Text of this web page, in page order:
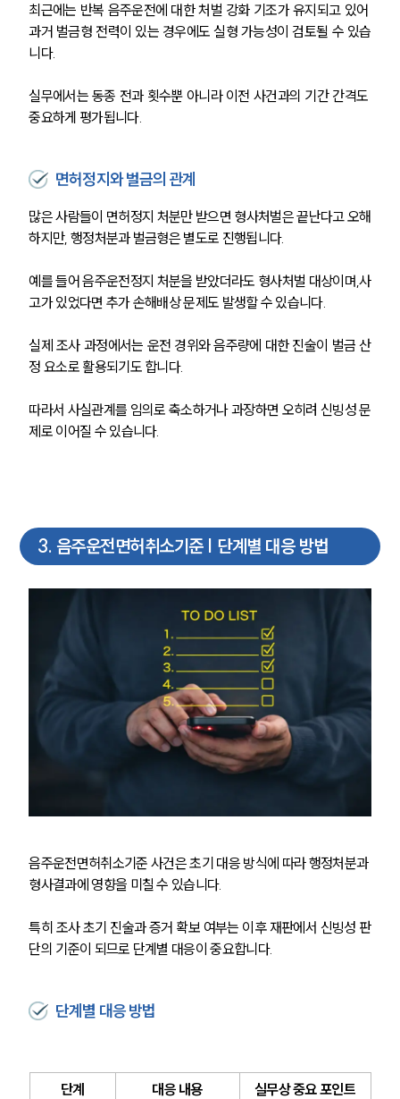
최근에는 반복 음주운전에 대한 처벌 강화 기조가 유지되고 있어
과거 벌금형 전력이 있는 경우에도 실형 가능성이 검토될 수 있습
니다.
실무에서는 동종 전과 횟수뿐 아니라 이전 사건과의 기간 간격도
중요하게 평가됩니다.
면허정지와 벌금의 관계
많은 사람들이 면허정지 처분만 받으면 형사처벌은 끝난다고 오해
하지만, 행정처분과 벌금형은 별도로 진행됩니다.
예를 들어 음주운전정지 처분을 받았더라도 형사처벌 대상이며,사
고가 있었다면 추가 손해배상 문제도 발생할 수 있습니다.
실제 조사 과정에서는 운전 경위와 음주량에 대한 진술이 벌금 산
정 요소로 활용되기도 합니다.
따라서 사실관계를 임의로 축소하거나 과장하면 오히려 신빙성 문
제로 이어질 수 있습니다.
3. 음주운전면허취소기준 | 단계별 대응 방법
음주운전면허취소기준 사건은 초기 대응 방식에 따라 행정처분과
형사결과에 영향을 미칠 수 있습니다.
특히 조사 초기 진술과 증거 확보 여부는 이후 재판에서 신빙성 판
단의 기준이 되므로 단계별 대응이 중요합니다.
단계별 대응 방법
단계 대응 내용
실무상 중요 포인트